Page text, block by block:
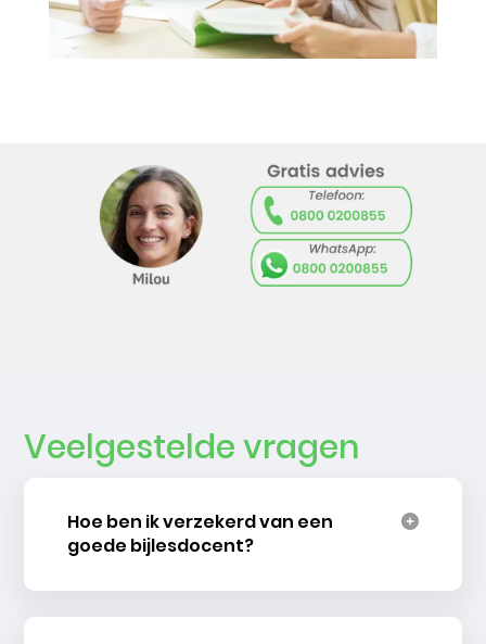
Veelgestelde vragen
Hoe ben ik verzekerd van een
goede bijlesdocent?